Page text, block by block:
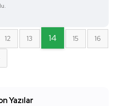
12 13 14 15 16
Yazılar